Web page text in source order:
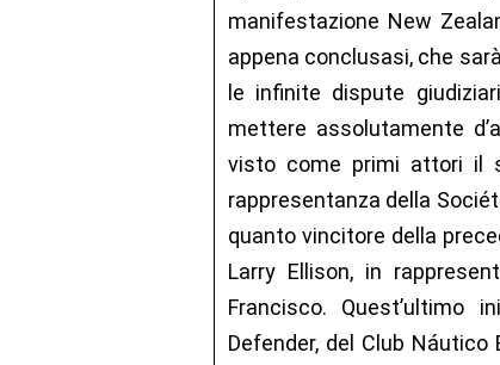
manifestazione New
appena conclusasi, che
le infinite dispute
mettere assolutamente
visto come primi attori il
rappresentanza della
quanto vincitore della
Larry Ellison, in
Francisco. Quest’ultimo
Defender, del Club Náutico